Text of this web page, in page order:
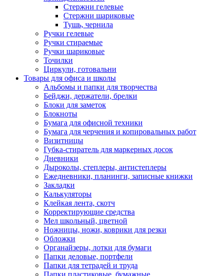
Стержни гелевые
Стержни шариковые
Тушь, чернила
Ручки гелевые
Ручки стираемые
Ручки шариковые
Точилки
Циркули, готовальни
Товары для офиса и школы
Альбомы и папки для творчества
Бейджи, держатели, брелки
Блоки для заметок
Блокноты
Бумага для офисной техники
Бумага для черчения и копировальных работ
Визитницы
Губка-стиратель для маркерных досок
Дневники
Дыроколы, степлеры, антистеплеры
Ежедневники, планинги, записные книжки
Закладки
Калькуляторы
Клейкая лента, скотч
Корректирующие средства
Мел школьный, цветной
Ножницы, ножи, коврики для резки
Обложки
Органайзеры, лотки для бумаги
Папки деловые, портфели
Папки для тетрадей и труда
Папки пластиковые, бумажные